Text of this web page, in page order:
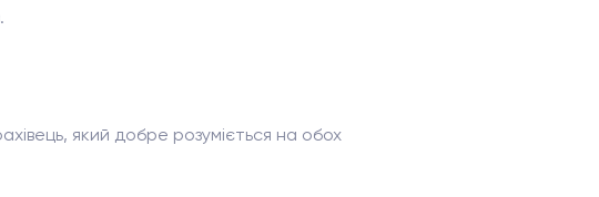
який добре розуміється на обох